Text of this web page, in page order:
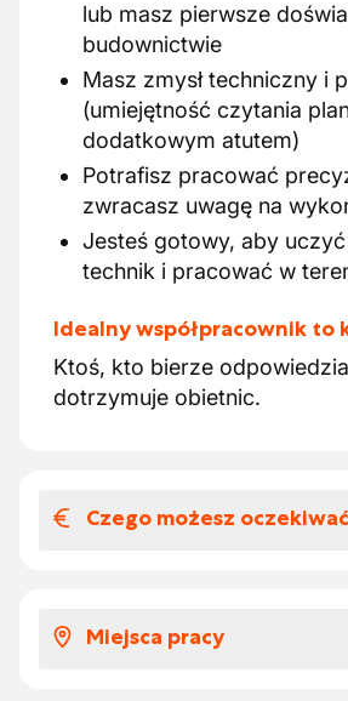
lub masz pierwsze
budownictwie
Masz zmysł techniczny i
(umiejętność czytania
dodatkowym atutem)
Potrafisz pracować
zwracasz uwagę na
Jesteś gotowy, aby
technik i pracować w
Idealny współpracownik to
Ktoś, kto bierze
dotrzymuje obietnic.
Czego możesz oczekiwać
Witaj!Miejsca pracy